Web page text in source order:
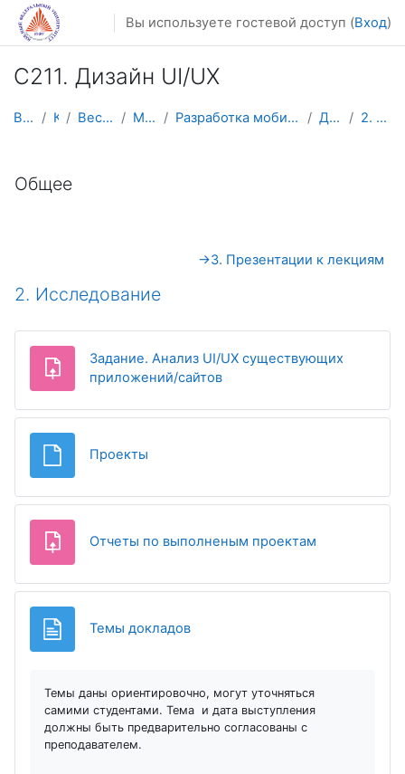
Перейти к основному содержанию
Вы используете гостевой доступ (Вход)
C211. Дизайн UI/UX
В начало Курсы Весенний семестр Магистратура Разработка мобильных приложений и компьютерных игр Дизайн UI/UX 2. Исследование
Общее
→3. Презентации к лекциям
2. Исследование
Задание. Анализ UI/UX существующих
приложений/сайтов
Проекты
Отчеты по выполненым проектам
Темы докладовСтраница
Темы даны ориентировочно, могут уточняться
самими студентами. Тема и дата выступления
должны быть предварительно согласованы с
преподавателем.